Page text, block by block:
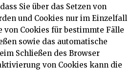
Sie über das Setzen von
und Cookies nur im Einzelfall
von Cookies für bestimmte Fälle
sowie das automatische
Schließen des Browser
von Cookies kann die